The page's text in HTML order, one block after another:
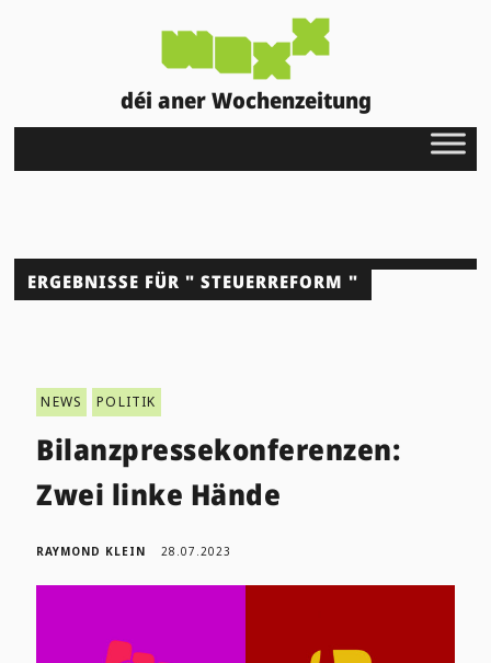
déi aner Wochenzeitung
ERGEBNISSE FÜR " STEUERREFORM "
NEWS POLITIK
Bilanzpressekonferenzen:
Zwei linke Hände
RAYMOND KLEIN 28.07.2023